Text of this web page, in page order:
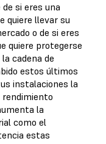
si eres una
quiere llevar su
o de si eres
quiere protegerse
cadena de
estos últimos
instalaciones la
la
como el
estas